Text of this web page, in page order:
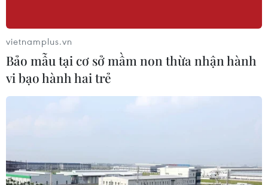
Indonesia nỗ lực khống chế cháy
rừng tại Vườn Quốc gia Núi Bromo
thải khí nhà kính vào năm 2030
vietnamplus.vn
Bảo mẫu tại cơ sở mầm non thừa nhận hành
vi bạo hành hai trẻ